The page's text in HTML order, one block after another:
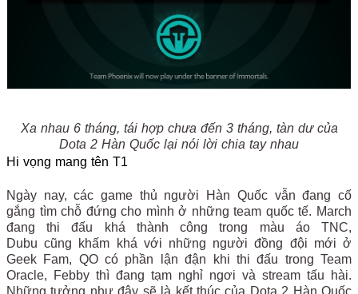
Xa nhau 6 tháng, tái hợp chưa đến 3 tháng, tàn dư của
Dota 2 Hàn Quốc lại nói lời chia tay nhau
Hi vọng mang tên T1
Ngày nay, các game thủ người Hàn Quốc vẫn đang cố
gắng tìm chỗ đứng cho mình ở những team quốc tế. March
đang thi đấu khá thành công trong màu áo TNC,
Dubu cũng khấm khá với những người đồng đội mới ở
Geek Fam, QO có phần lận đận khi thi đấu trong Team
Oracle, Febby thì đang tạm nghỉ ngơi và stream tấu hài.
Những tưởng như đây sẽ là kết thúc của Dota 2 Hàn Quốc